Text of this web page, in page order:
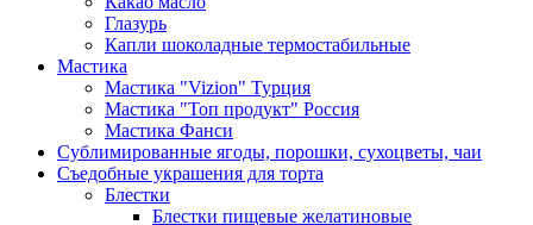
Глазурь
Капли шоколадные термостабильные
Мастика
Мастика "Vizion" Турция
Мастика "Топ продукт" Россия
Мастика Фанси
Сублимированные ягоды, порошки, сухоцветы, чаи
Съедобные украшения для торта
Блестки
Блестки пищевые желатиновые